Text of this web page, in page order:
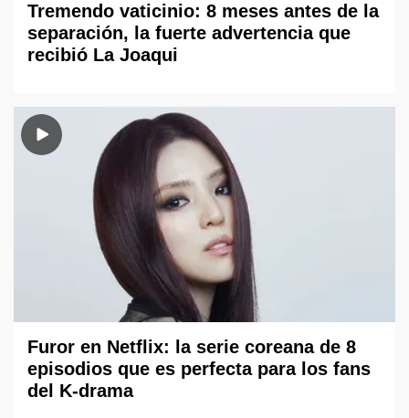
Tremendo vaticinio: 8 meses antes de la
separación, la fuerte advertencia que
recibió La Joaqui
Furor en Netflix: la serie coreana de 8
episodios que es perfecta para los fans
del K-drama